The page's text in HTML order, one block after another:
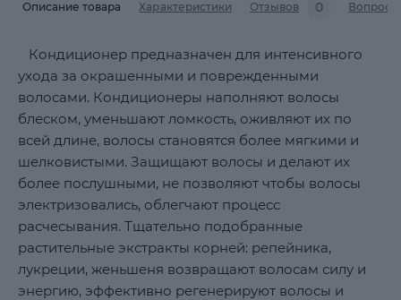
Описание товара Характеристики Отзывов 0 Вопросы
Кондиционер предназначен для интенсивного
ухода за окрашенными и поврежденными
волосами. Кондиционеры наполняют волосы
блеском, уменьшают ломкость, оживляют их по
всей длине, волосы становятся более мягкими и
шелковистыми. Защищают волосы и делают их
более послушными, не позволяют чтобы волосы
электризовались, облегчают процесс
расчесывания. Тщательно подобранные
растительные экстракты корней: репейника,
лукреции, женьшеня возвращают волосам силу и
энергию, эффективно регенерируют волосы и